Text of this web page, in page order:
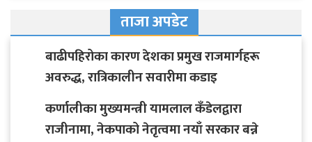
ताजा अपडेट
बाढीपहिरोका कारण देशका प्रमुख राजमार्गहरू
अवरुद्ध, रात्रिकालीन सवारीमा कडाइ
कर्णालीका मुख्यमन्त्री यामलाल कँडेलद्वारा
राजीनामा, नेकपाको नेतृत्वमा नयाँ सरकार बन्ने